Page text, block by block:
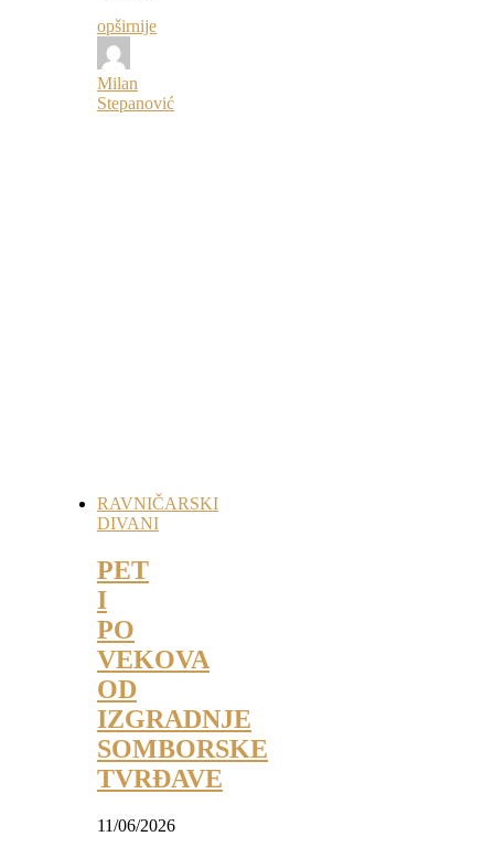
opširnije
Milan
Stepanović
RAVNIČARSKI
DIVANI
PET
I
PO
VEKOVA
OD
IZGRADNJE
SOMBORSKE
TVRĐAVE
11/06/2026